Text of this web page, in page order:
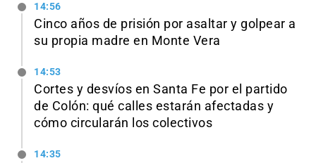
14:56
Cinco años de prisión por asaltar y golpear a
su propia madre en Monte Vera
14:53
Cortes y desvíos en Santa Fe por el partido
de Colón: qué calles estarán afectadas y
cómo circularán los colectivos
14:35